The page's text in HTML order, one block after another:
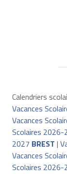
Calendriers
Vacances
Vacances
Scolaires 2026-
2027 BREST |
Vacances
Scolaires 2026-